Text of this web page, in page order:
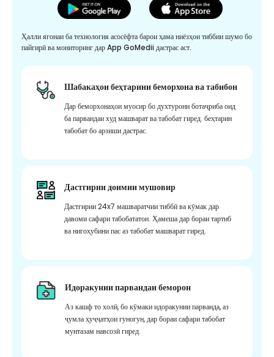
Ҳалли ягонаи ба технология асосёфта барои ҳама ниёзҳои тиббии шумо бо
пайгирӣ ва мониторинг дар App GoMedii дастрас аст.
Шабакаҳои беҳтарини беморхона ва табибон
Дар беморхонаҳои муосир бо духтурони ботаҷриба оид
ба парвандаи худ машварат ва табобат гиред. беҳтарин
табобат бо арзиши дастрас.
Дастгирии доимии мушовир
Дастгирии 24x7 машваратчии тиббӣ ва кӯмак дар
давоми сафари табобататон. Ҳамеша дар бораи тартиб
ва нигоҳубини пас аз табобат машварат гиред.
Идоракунии парвандаи беморон
Аз кашф то холӣ, бо кӯмаки идоракунии парванда, аз
ҷумла ҳуҷҷатҳои гуногун, дар бораи сафари табобат
мунтазам навсозӣ гиред.